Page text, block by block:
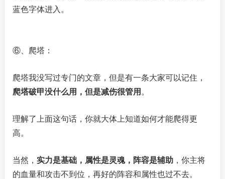
蓝色字体进入。
⑥、爬塔：
爬塔我没写过专门的文章，但是有一条大家可以记住，
爬塔破甲没什么用，但是减伤很管用 。
理解了上面这句话，你就大体上知道如何才能爬得更
高。
当然， 实力是基础，属性是灵魂，阵容是辅助 ，你主将
的血量和攻击不到位，再好的阵容和属性也过不去。